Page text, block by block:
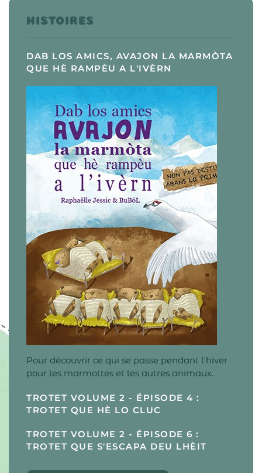
HISTOIRES
DAB LOS AMICS, AVAJON LA MARMÒTA
QUE HÈ RAMPÈU A L'IVÈRN
Pour découvrir ce qui se passe pendant l'hiver
pour les marmottes et les autres animaux.
TROTET VOLUME 2 - ÉPISODE 4 :
TROTET QUE HÈ LO CLUC
TROTET VOLUME 2 - ÉPISODE 6 :
TROTET QUE S'ESCAPA DEU LHÈIT